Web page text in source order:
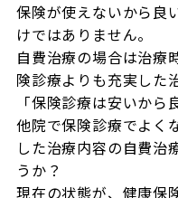
保険が使えないから良
けではありません。
自費治療の場合は治療
険診療よりも充実した
「保険診療は安いから
他院で保険診療でよく
した治療内容の自費治
うか？
現在の状態が、健康保